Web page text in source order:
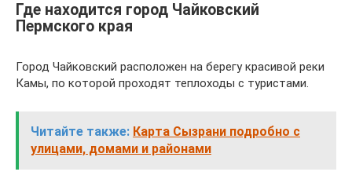
Где находится город Чайковский
Пермского края
Город Чайковский расположен на берегу красивой реки
Камы, по которой проходят теплоходы с туристами.
Читайте также: Карта Сызрани подробно с
улицами, домами и районами